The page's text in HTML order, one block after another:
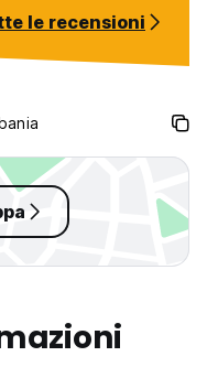
and the shower
floor. The food
chicken was
said “it’s tricky
right.” He
le recensioni